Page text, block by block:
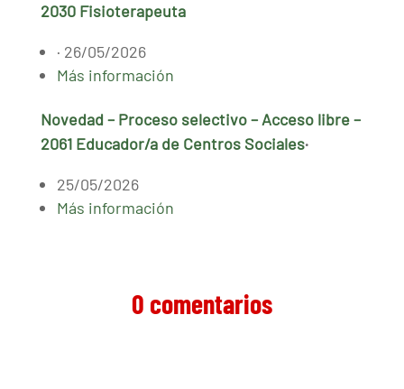
2030 Fisioterapeuta
· 26/05/2026
Más información
Novedad – Proceso selectivo – Acceso libre –
2061 Educador/a de Centros Sociales·
25/05/2026
Más información
0 comentarios